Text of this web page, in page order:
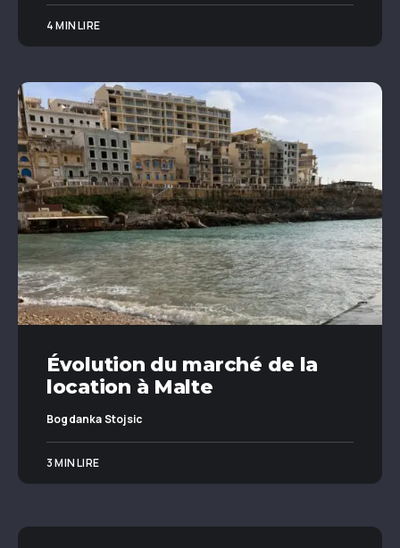
4 MIN LIRE
Évolution du marché de la
location à Malte
Bogdanka Stojsic
3 MIN LIRE